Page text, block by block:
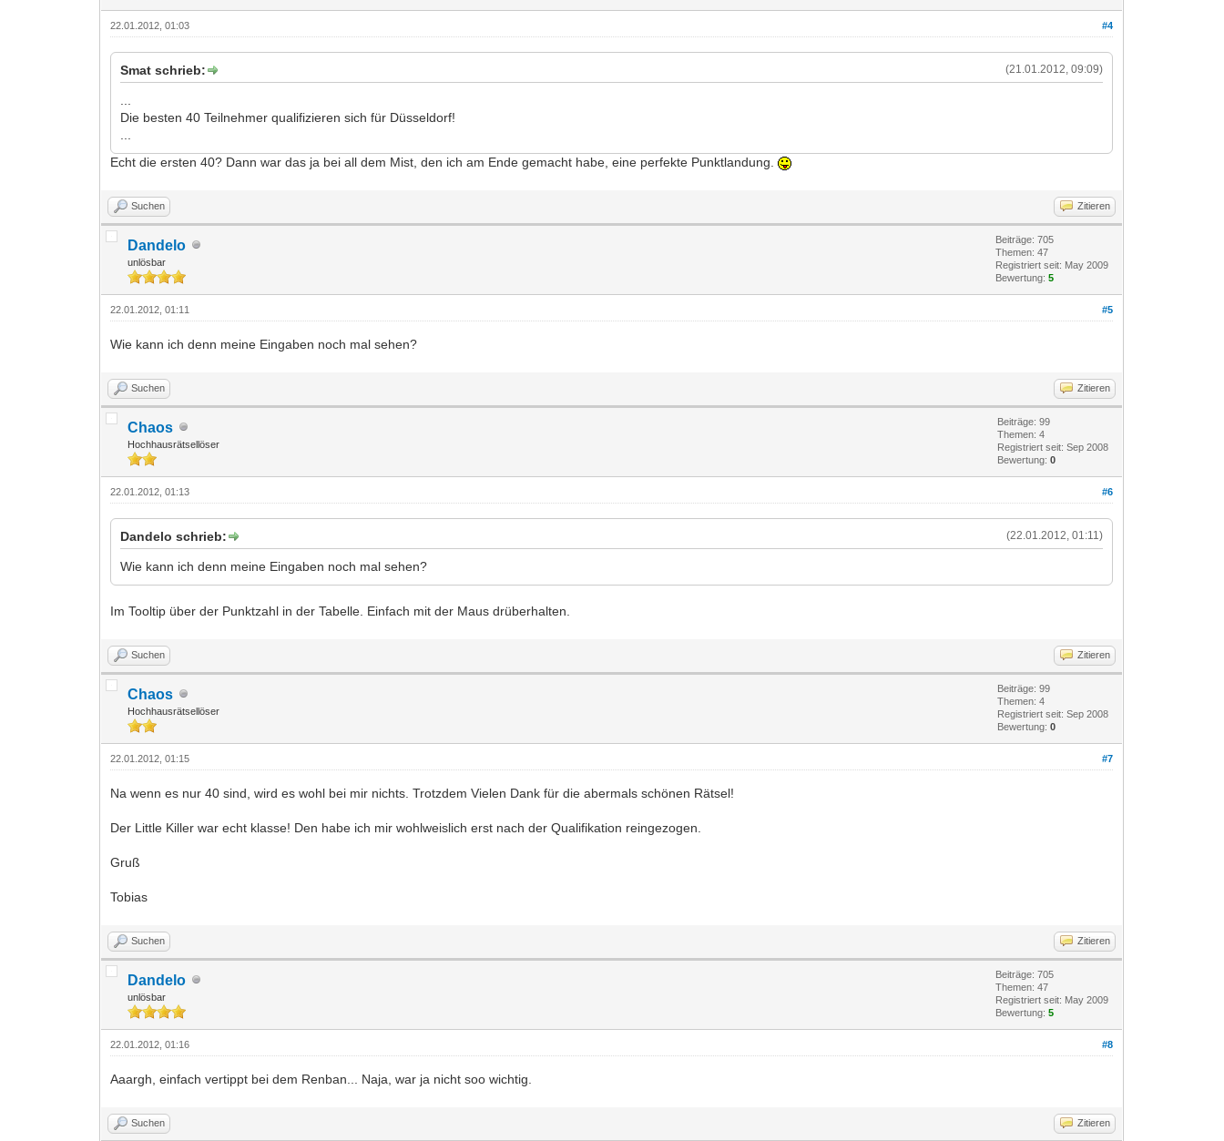
#4
22.01.2012, 01:03
(21.01.2012, 09:09)
Smat schrieb:
Die besten 40 Teilnehmer qualifizieren sich für Düsseldorf!
Echt die ersten 40? Dann war das ja bei all dem Mist, den ich am Ende gemacht habe, eine perfekte Punktlandung.
Suchen Zitieren
Dandelo
unlösbar
Beiträge: 705
Themen: 47
Registriert seit: May 2009
Bewertung:5
#5
22.01.2012, 01:11
Wie kann ich denn meine Eingaben noch mal sehen?
Suchen Zitieren
Chaos
Hochhausrätsellöser
Beiträge: 99
Themen: 4
Registriert seit: Sep 2008
Bewertung:0
#6
22.01.2012, 01:13
(22.01.2012, 01:11)
Dandelo schrieb:
Wie kann ich denn meine Eingaben noch mal sehen?
Im Tooltip über der Punktzahl in der Tabelle. Einfach mit der Maus drüberhalten.
Suchen Zitieren
Chaos
Hochhausrätsellöser
Beiträge: 99
Themen: 4
Registriert seit: Sep 2008
Bewertung:0
#7
22.01.2012, 01:15
Na wenn es nur 40 sind, wird es wohl bei mir nichts. Trotzdem Vielen Dank für die abermals schönen Rätsel!
Der Little Killer war echt klasse! Den habe ich mir wohlweislich erst nach der Qualifikation reingezogen.
Gruß
Tobias
Suchen Zitieren
Dandelo
unlösbar
Beiträge: 705
Themen: 47
Registriert seit: May 2009
Bewertung:5
#8
22.01.2012, 01:16
Aaargh, einfach vertippt bei dem Renban... Naja, war ja nicht soo wichtig.
Suchen Zitieren